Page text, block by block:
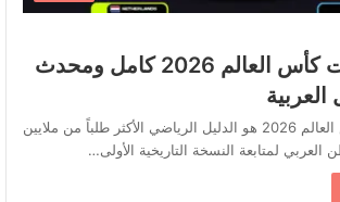
جدول مباريات كأس العالم 2026 كامل ومحدث
جدول مباريات كأس العالم 2026 هو الدليل الرياضي الأكثر طلباً من ملايين
لمتابعة النسخة التاريخية الأولى…